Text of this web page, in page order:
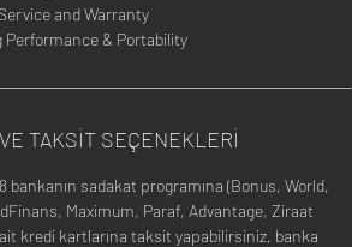
and Warranty
Performance & Portability
TAKSİT SEÇENEKLERİ
bankanın sadakat programına (Bonus, World,
Maximum, Paraf, Advantage, Ziraat
kredi kartlarına taksit yapabilirsiniz, banka